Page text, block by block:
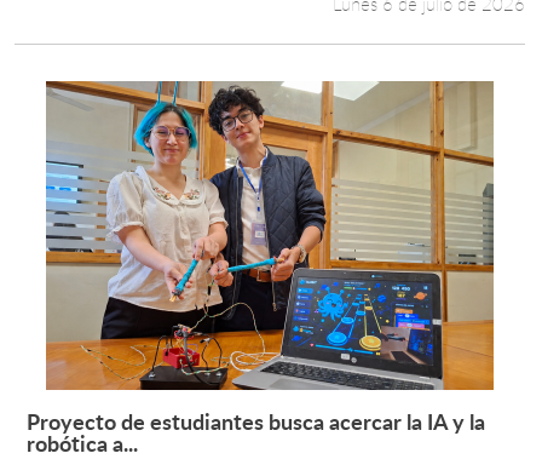
Leer más +
Proyecto de estudiantes busca acercar la IA y la
robótica a...